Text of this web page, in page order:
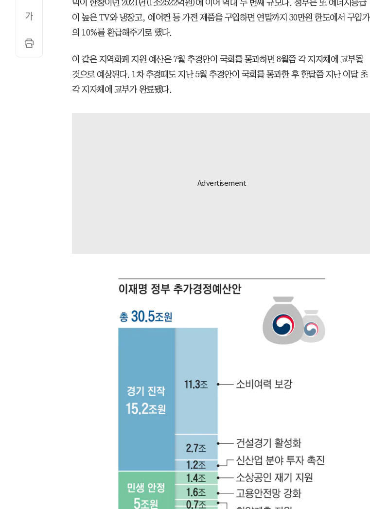
믹이 한창이던 2021년(1조2522억원)에 이어 역대 두 번째 규모다. 정부는 또 에너지등급
이 높은 TV와 냉장고, 에어컨 등 가전 제품을 구입하면 연말까지 30만원 한도에서 구입가
의 10%를 환급해주기로 했다.
이 같은 지역화폐 지원 예산은 7월 추경안이 국회를 통과하면 8월쯤 각 지자체에 교부될
것으로 예상된다. 1차 추경때도 지난 5월 추경안이 국회를 통과한 후 한달쯤 지난 이달 초
각 지자체에 교부가 완료됐다.